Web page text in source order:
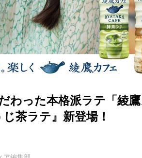
わった本格派ラテ「綾鷹
茶ラテ』新登場！